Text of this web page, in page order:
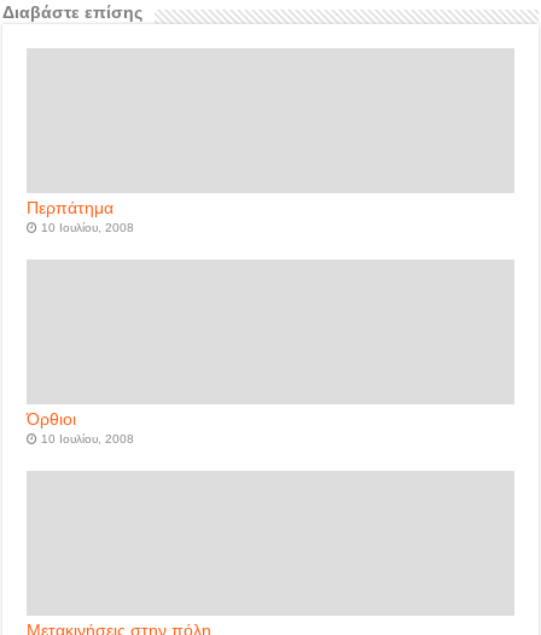
Διαβάστε επίσης
Περπάτημα
10 Ιουλίου, 2008
Όρθιοι
10 Ιουλίου, 2008
Μετακινήσεις στην πόλη